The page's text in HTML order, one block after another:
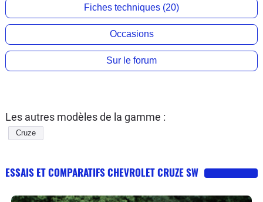
Fiches techniques (20)
Occasions
Sur le forum
Les autres modèles de la gamme :
Cruze
ESSAIS ET COMPARATIFS CHEVROLET CRUZE SW